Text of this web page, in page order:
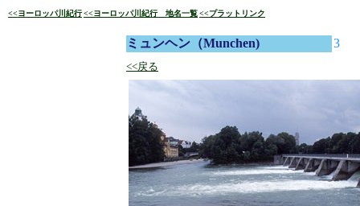
<<ヨーロッパ川紀行<<ヨーロッパ川紀行 地名一覧<<プラットリンク
ミュンヘン（Munchen) 3
<<戻る